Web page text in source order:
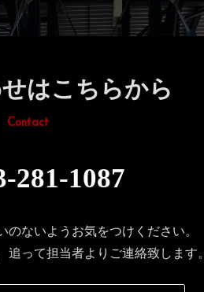
はこちらから
Contact
281-1087
のないようお気をつけください。
追って担当者よりご連絡致します